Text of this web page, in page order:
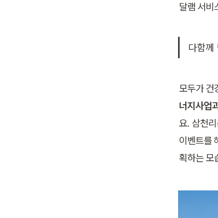
달램 서비
다함
모두가 건
너지사업
요. 삼천
이벤트를
획하는 모